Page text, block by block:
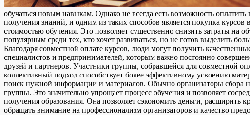
обучаться новым навыкам. Однако не всегда есть возможность
получения знаний, и одним из таких способов является покупка курсов
стоимостью обучения. Это позволяет существенно снизить затраты на
популярным среди тех, кто хочет развиваться, но не готов выделить
Благодаря совместной оплате курсов, люди могут получить
специалистов и предпринимателей, которым важно постоянно
друзей и партнеров. Участники группы, собравшейся для совместной
коллективный подход способствует более эффективному усвоению
поиск нужной информации и материалов. Обычно организаторы сбора
группы. Это значительно упрощает процесс обучения и позволяет
получения образования. Она позволяет сэкономить деньги,
обращать внимание на профессионализм организаторов и качество